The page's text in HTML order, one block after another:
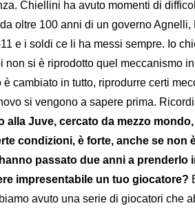
Chiellini ha avuto momenti di
oltre 100 anni di un governo Agnelli,
e i soldi ce li ha messi sempre. Io
si è riprodotto quel meccanismo
cambiato in tutto, riprodurre certi
si vengono a sapere prima.
alla Juve, cercato da mezzo
condizioni, è forte, anche se non
passato due anni a prenderlo
impresentabile un tuo giocatore?
avuto una serie di giocatori che